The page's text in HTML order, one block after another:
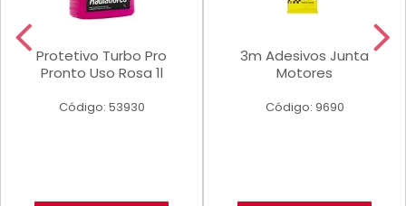
Protetivo Turbo Pro
Pronto Uso Rosa 1l
Código: 53930
3m Adesivos Junta
Motores
Código: 9690